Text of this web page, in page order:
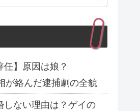
任】原因は娘？
が絡んだ逮捕劇の全貌
しない理由は？ゲイの